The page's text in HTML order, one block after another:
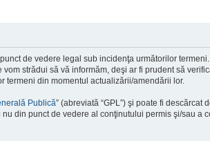
de vedere legal sub incidenţa următorilor
strădui să vă informăm, deşi ar fi prudent să
termeni din momentul actualizării/amendării lor.
Publică” (abreviată “GPL”) şi poate fi descărcat
din punct de vedere al conţinutului permis şi/sau a